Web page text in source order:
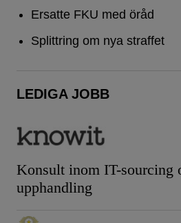
Ersatte FKU med öråd
Splittring om nya straffet
LEDIGA JOBB
Konsult inom IT-sourcing
upphandling